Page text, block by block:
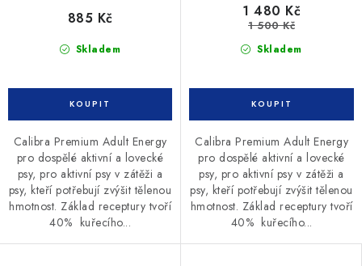
Skladem
885 Kč
Calibra Premium Adult Energy
pro dospělé aktivní a lovecké
psy, pro aktivní psy v zátěži a
psy, kteří potřebují zvýšit tělenou
hmotnost. Základ receptury tvoří
40% kuřecího...
Skladem
1 480 Kč
1 500 Kč
Calibra Premium Adult Energy
pro dospělé aktivní a lovecké
psy, pro aktivní psy v zátěži a
psy, kteří potřebují zvýšit tělenou
hmotnost. Základ receptury tvoří
40% kuřecího...